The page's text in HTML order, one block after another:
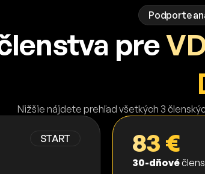
Podporte
pre
Nižšie nájdete prehľad všetkých 3
START 83 €
30-dňové